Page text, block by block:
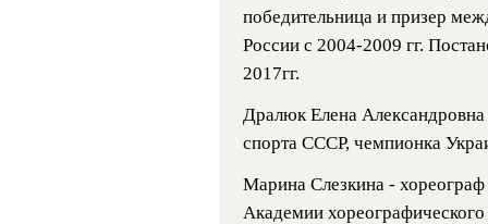
победительница и призер
России с 2004-2009 гг.
2017гг.
Дралюк Елена
спорта СССР, чемпионка
Марина Слезкина - хореограф
Академии хореографического